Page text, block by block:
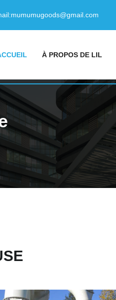
mumumugoods@gmail.com
À PROPOS DE LIL